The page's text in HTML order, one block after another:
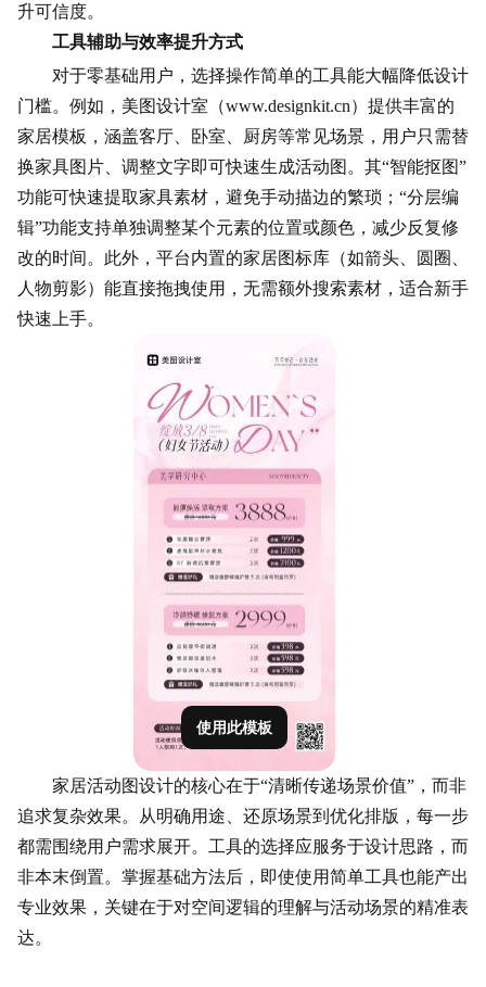
升可信度。
工具辅助与效率提升方式
对于零基础用户，选择操作简单的工具能大幅降低设计
门槛。例如，美图设计室（www.designkit.cn）提供丰富的
家居模板，涵盖客厅、卧室、厨房等常见场景，用户只需替
换家具图片、调整文字即可快速生成活动图。其“智能抠图”
功能可快速提取家具素材，避免手动描边的繁琐；“分层编
辑”功能支持单独调整某个元素的位置或颜色，减少反复修
改的时间。此外，平台内置的家居图标库（如箭头、圆圈、
人物剪影）能直接拖拽使用，无需额外搜索素材，适合新手
快速上手。
使用此模板
家居活动图设计的核心在于“清晰传递场景价值”，而非
追求复杂效果。从明确用途、还原场景到优化排版，每一步
都需围绕用户需求展开。工具的选择应服务于设计思路，而
非本末倒置。掌握基础方法后，即使使用简单工具也能产出
专业效果，关键在于对空间逻辑的理解与活动场景的精准表
达。